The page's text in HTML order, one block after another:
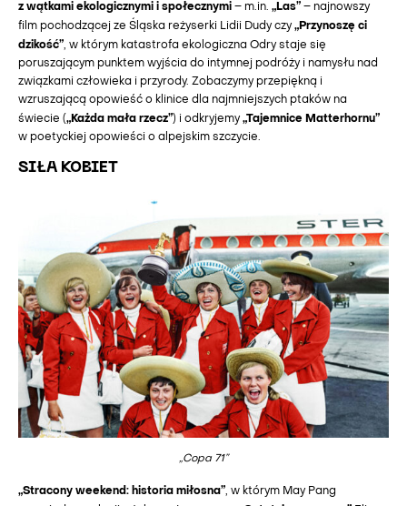
z wątkami ekologicznymi i społecznymi – m.in. „Las” – najnowszy
film pochodzącej ze Śląska reżyserki Lidii Dudy czy „Przynoszę ci
dzikość”, w którym katastrofa ekologiczna Odry staje się
poruszającym punktem wyjścia do intymnej podróży i namysłu nad
związkami człowieka i przyrody. Zobaczymy przepiękną i
wzruszającą opowieść o klinice dla najmniejszych ptaków na
świecie („Każda mała rzecz”) i odkryjemy „Tajemnice Matterhornu”
w poetyckiej opowieści o alpejskim szczycie.
SIŁA KOBIET
„Copa 71”
„Stracony weekend: historia miłosna”, w którym May Pang